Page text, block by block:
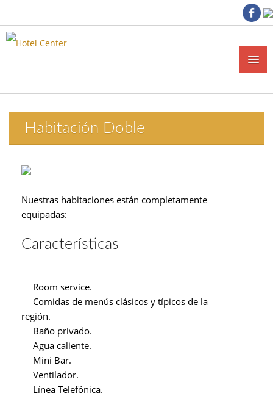
Habitación Doble
Nuestras habitaciones están completamente
equipadas:
Características
Room service.
Comidas de menús clásicos y típicos de la
región.
Baño privado.
Agua caliente.
Mini Bar.
Ventilador.
Línea Telefónica.